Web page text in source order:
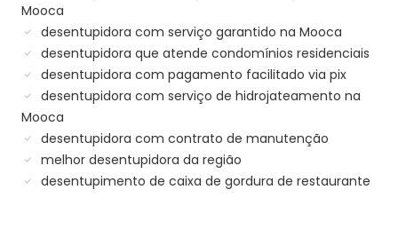
Mooca
desentupidora com serviço garantido na Mooca
desentupidora que atende condomínios residenciais
desentupidora com pagamento facilitado via pix
desentupidora com serviço de hidrojateamento na
Mooca
desentupidora com contrato de manutenção
melhor desentupidora da região
desentupimento de caixa de gordura de restaurante